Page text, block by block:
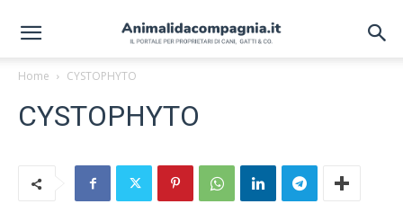
Home CYSTOPHYTO
CYSTOPHYTO